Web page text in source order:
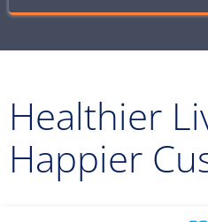
Healthier
Happier